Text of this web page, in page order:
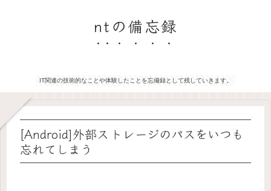
ntの備忘録
IT関連の技術的なことや体験したことを忘備録として残していきます。
[Android]外部ストレージのパスをいつも
忘れてしまう